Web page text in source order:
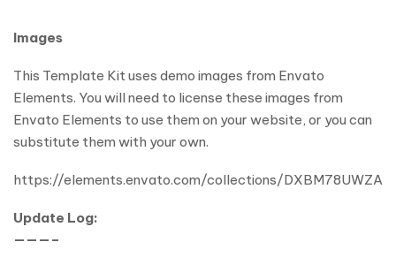
Images
This Template Kit uses demo images from Envato
Elements. You will need to license these images from
Envato Elements to use them on your website, or you can
substitute them with your own.
https://elements.envato.com/collections/DXBM78UWZA
Update Log:
———–